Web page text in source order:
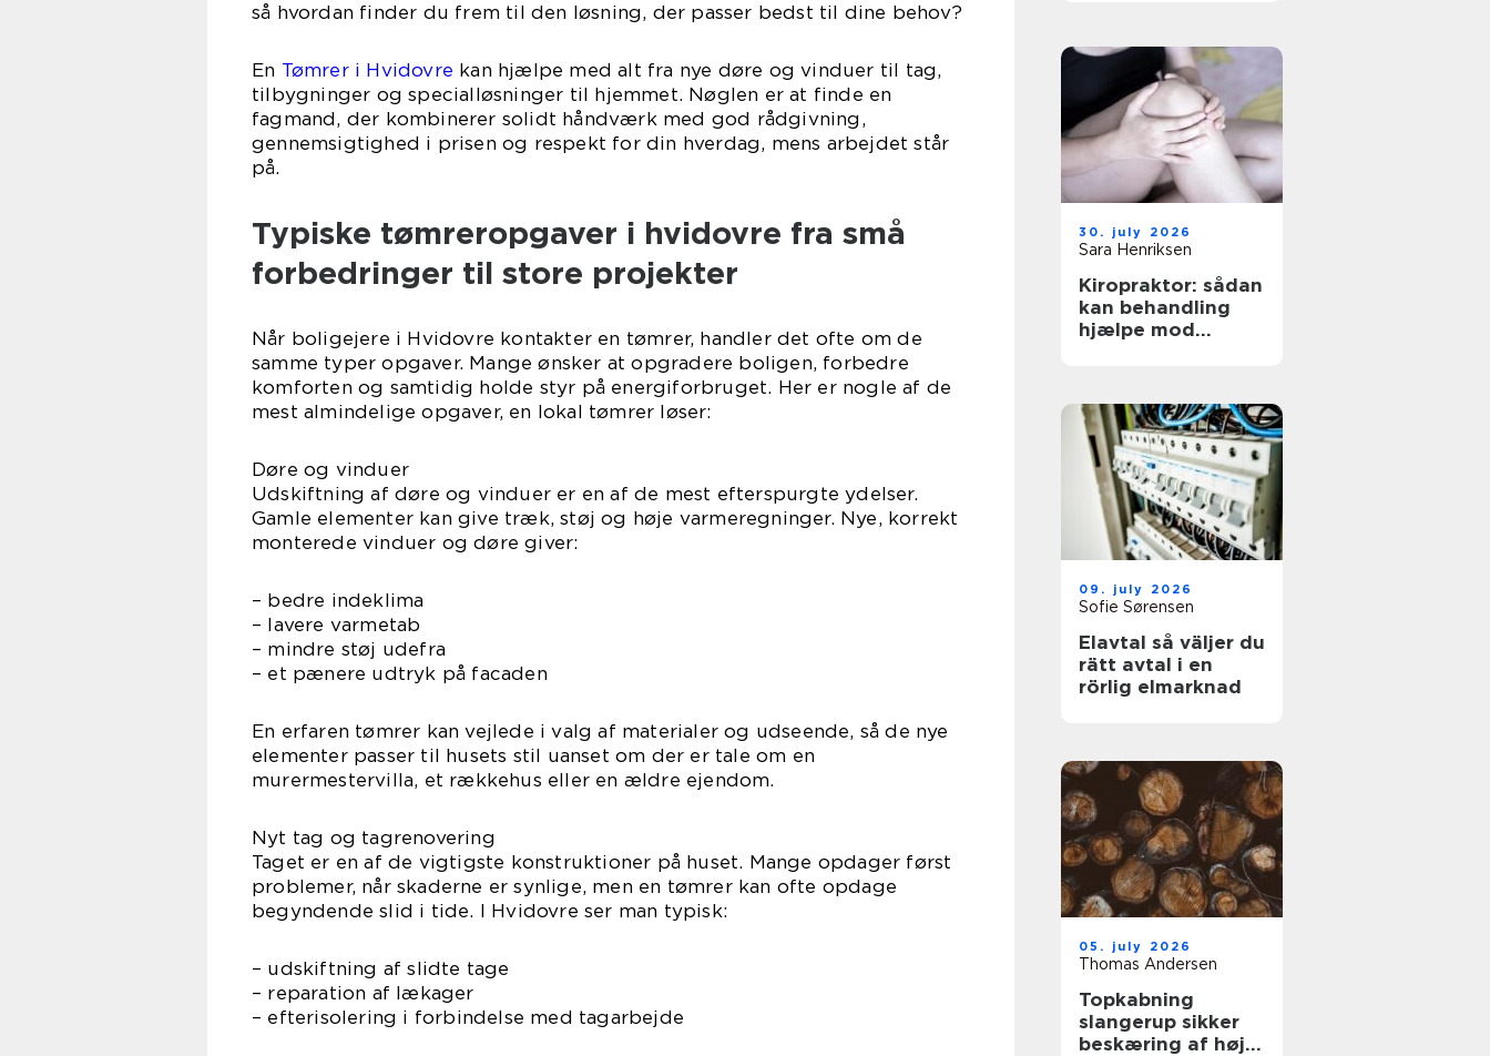
så hvordan finder du frem til den løsning, der passer bedst til dine behov?
En Tømrer i Hvidovre kan hjælpe med alt fra nye døre og vinduer til tag,
tilbygninger og specialløsninger til hjemmet. Nøglen er at finde en
fagmand, der kombinerer solidt håndværk med god rådgivning,
gennemsigtighed i prisen og respekt for din hverdag, mens arbejdet står
på.
Typiske tømreropgaver i hvidovre fra små
forbedringer til store projekter
Når boligejere i Hvidovre kontakter en tømrer, handler det ofte om de
samme typer opgaver. Mange ønsker at opgradere boligen, forbedre
komforten og samtidig holde styr på energiforbruget. Her er nogle af de
mest almindelige opgaver, en lokal tømrer løser:
Døre og vinduer
Udskiftning af døre og vinduer er en af de mest efterspurgte ydelser.
Gamle elementer kan give træk, støj og høje varmeregninger. Nye, korrekt
monterede vinduer og døre giver:
– bedre indeklima
– lavere varmetab
– mindre støj udefra
– et pænere udtryk på facaden
En erfaren tømrer kan vejlede i valg af materialer og udseende, så de nye
elementer passer til husets stil uanset om der er tale om en
murermestervilla, et rækkehus eller en ældre ejendom.
Nyt tag og tagrenovering
Taget er en af de vigtigste konstruktioner på huset. Mange opdager først
problemer, når skaderne er synlige, men en tømrer kan ofte opdage
begyndende slid i tide. I Hvidovre ser man typisk:
– udskiftning af slidte tage
– reparation af lækager
– efterisolering i forbindelse med tagarbejde
30. july 2026
Sara Henriksen
Kiropraktor: sådan
kan behandling
hjælpe mod
09. july 2026
Sofie Sørensen
Elavtal så väljer du
rätt avtal i en
rörlig elmarknad
05. july 2026
Thomas Andersen
Topkabning
slangerup sikker
beskæring af høje